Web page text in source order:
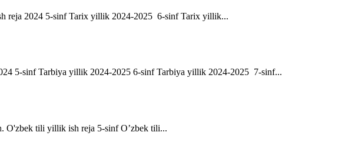
reja 2024 5-sinf Tarix yillik 2024-2025 6-sinf Tarix yillik...
5-sinf Tarbiya yillik 2024-2025 6-sinf Tarbiya yillik 2024-2025 7-sinf...
O'zbek tili yillik ish reja 5-sinf O’zbek tili...